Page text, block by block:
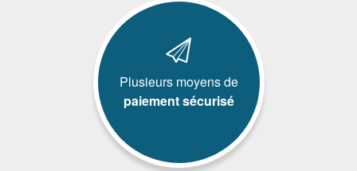
Plusieurs moyens de
paiement sécurisé